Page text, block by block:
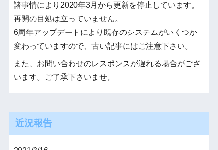
諸事情により2020年3月から更新を停止しています。
再開の目処は立っていません。
6周年アップデートにより既存のシステムがいくつか
変わっていますので、古い記事にはご注意下さい。
また、お問い合わせのレスポンスが遅れる場合がござ
います。ご了承下さいませ。
近況報告